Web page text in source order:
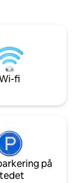
Kun stueetagen
(separat
lejes.
fi
på